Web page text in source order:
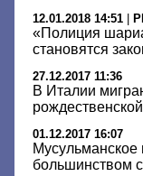
12.01.2018 14:51 |
«Полиция
становятся
27.12.2017 11:36
В Италии
01.12.2017 16:07
Мусульманское
большинством